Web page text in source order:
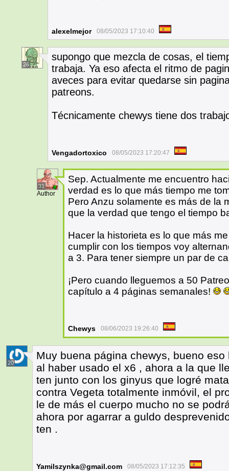
alexelmejor 08/05/2023 17:10:40
26
supongo que mezcla de cosas, el
trabaja. Ya eso afecta el ritmo de
aveces para evitar quedarse sin
patreons.
Técnicamente chewys tiene dos
Vengadortoxico 08/05/2023 17:20:47
31
Author
Sep. Actualmente me encuentro
verdad es lo que más tiempo me
Pero Anzu solamente es más de la
que la verdad que tengo el tiempo
Hacer la historieta es lo que más
cumplir con los tiempos voy
a 3. Para tener siempre un par de
¡Pero cuando lleguemos a 50
capítulo a 4 páginas semanales!
Chewys 08/06/2023 19:26:40
20
Muy buena página chewys, bueno
al haber usado el x6 , ahora a la que
ten junto con los ginyus que logré
contra Vegeta totalmente inmóvil, el
le de más el cuerpo mucho no se
ahora por agarrar a guldo
ten .
Yamilszynka@gmail.com 08/05/2023 17:12:35